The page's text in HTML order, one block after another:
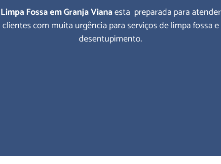
Limpa Fossa em Granja Vianaesta preparada para atender
clientes com muita urgência para serviços de limpa fossa e
desentupimento.